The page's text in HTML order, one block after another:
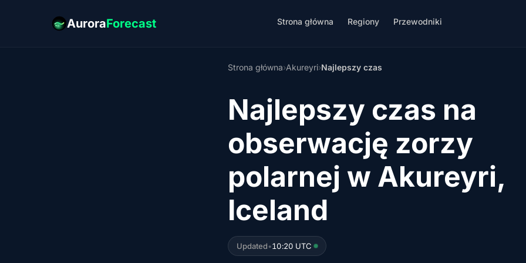
AuroraForecast Strona główna Regiony Przewodniki
Strona główna›Akureyri›Najlepszy czas
Najlepszy czas na
obserwację zorzy
polarnej w Akureyri,
Iceland
Updated•10:20 UTC